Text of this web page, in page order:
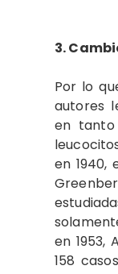
3.
Por lo
autores
en tanto
en 1940,
en 1953,
158